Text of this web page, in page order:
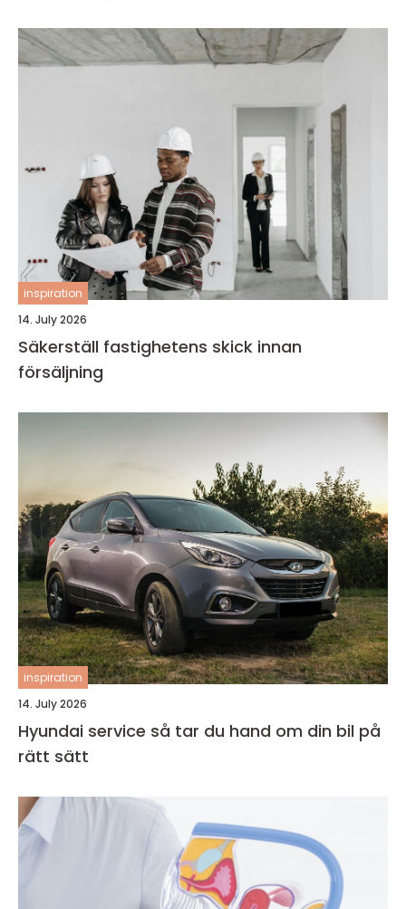
inspiration
14. July 2026
Säkerställ fastighetens skick innan
försäljning
inspiration
14. July 2026
Hyundai service så tar du hand om din bil på
rätt sätt